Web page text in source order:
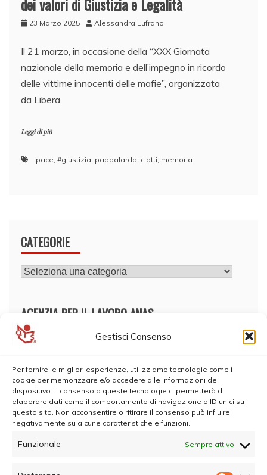
Gestisci Consenso
Per fornire le migliori esperienze, utilizziamo tecnologie come i
cookie per memorizzare e/o accedere alle informazioni del
dispositivo. Il consenso a queste tecnologie ci permetterà di
elaborare dati come il comportamento di navigazione o ID unici su
questo sito. Non acconsentire o ritirare il consenso può influire
negativamente su alcune caratteristiche e funzioni.
Funzionale Sempre attivo
23 Marzo 2025 Alessandra Lufrano
Il 21 marzo, in occasione della “XXX Giornata
nazionale della memoria e dell’impegno in ricordo
delle vittime innocenti delle mafie”, organizzata
da Libera,
Leggi di più
pace, #giustizia, pappalardo, ciotti, memoria
CATEGORIE
CATEGORIE
AGENZIA PER IL LAVORO ANAS